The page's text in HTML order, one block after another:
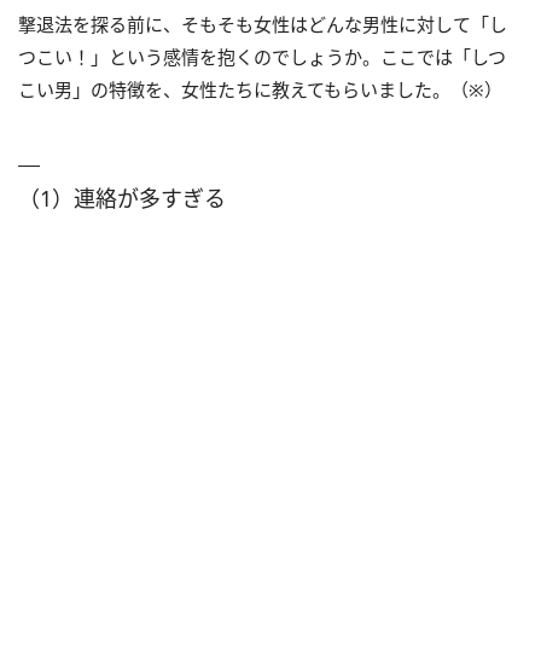
撃退法を探る前に、そもそも女性はどんな男性に対して「し
つこい！」という感情を抱くのでしょうか。ここでは「しつ
こい男」の特徴を、女性たちに教えてもらいました。（※）
（1）連絡が多すぎる